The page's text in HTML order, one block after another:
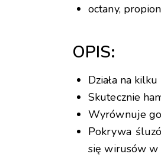
octany,
OPIS:
Działa na
Skutecznie
Wyrównuje
Pokrywa
się wirusów